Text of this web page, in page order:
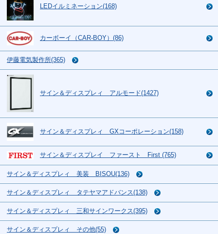
LEDイルミネーション(168)
カーボーイ（CAR-BOY）(86)
伊藤電気製作所(365)
サイン＆ディスプレィ アルモード(1427)
サイン＆ディスプレィ GXコーポレーション(158)
サイン＆ディスプレイ ファースト First (765)
サイン＆ディスプレィ 美装 BISOU(136)
サイン＆ディスプレィ タテヤマアドバンス(138)
サイン＆ディスプレィ 三和サインワークス(395)
サイン＆ディスプレィ その他(55)